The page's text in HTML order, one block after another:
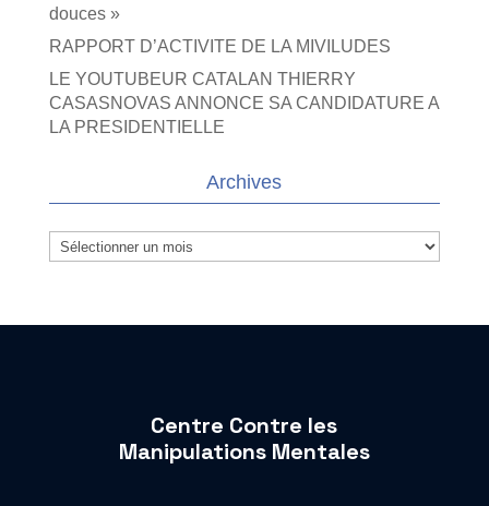
douces »
RAPPORT D’ACTIVITE DE LA MIVILUDES
LE YOUTUBEUR CATALAN THIERRY
CASASNOVAS ANNONCE SA CANDIDATURE A
LA PRESIDENTIELLE
Archives
Archives
Centre Contre les
Manipulations Mentales